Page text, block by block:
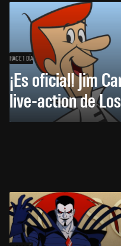
HACE 1 DÍA
¡Es oficial! Jim
live-action de